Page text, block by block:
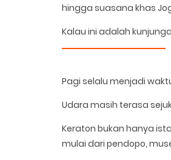
hingga suasana khas
Kalau ini adalah
Pagi selalu menjadi
Udara masih terasa
Keraton bukan hanya
mulai dari pendopo,